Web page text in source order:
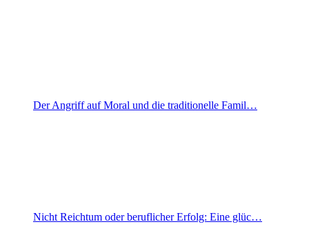
Der Angriff auf Moral und die traditionelle Famil…
Nicht Reichtum oder beruflicher Erfolg: Eine glüc…